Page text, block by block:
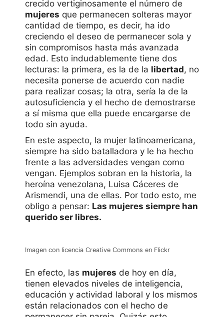
crecido vertiginosamente el número de
mujeres que permanecen solteras mayor
cantidad de tiempo, es decir, ha ido
creciendo el deseo de permanecer sola y
sin compromisos hasta más avanzada
edad. Esto indudablemente tiene dos
lecturas: la primera, es la de la libertad, no
necesita ponerse de acuerdo con nadie
para realizar cosas; la otra, sería la de la
autosuficiencia y el hecho de demostrarse
a sí misma que ella puede encargarse de
todo sin ayuda.
En este aspecto, la mujer latinoamericana,
siempre ha sido batalladora y le ha hecho
frente a las adversidades vengan como
vengan. Ejemplos sobran en la historia, la
heroína venezolana, Luisa Cáceres de
Arismendi, una de ellas. Por todo esto, me
obligo a pensar: Las mujeres siempre han
querido ser libres.
Imagen con licencia Creative Commons en Flickr
En efecto, las mujeres de hoy en día,
tienen elevados niveles de inteligencia,
educación y actividad laboral y los mismos
están relacionados con el hecho de